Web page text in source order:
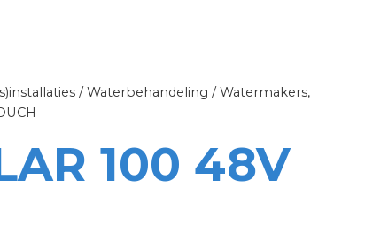
/ Waterbehandeling / Watermakers,
100 48V